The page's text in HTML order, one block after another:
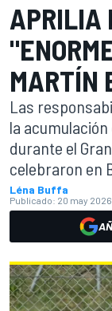
APRILIA
MARTÍN
Las
la
durante el
celebraron en
Léna Buffa
Publicado: 20 may